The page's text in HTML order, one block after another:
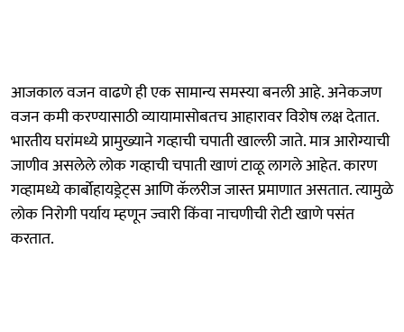
आजकाल वजन वाढणे ही एक सामान्य समस्या बनली आहे. अनेकजण
वजन कमी करण्यासाठी व्यायामासोबतच आहारावर विशेष लक्ष देतात.
भारतीय घरांमध्ये प्रामुख्याने गव्हाची चपाती खाल्ली जाते. मात्र आरोग्याची
जाणीव असलेले लोक गव्हाची चपाती खाणं टाळू लागले आहेत. कारण
गव्हामध्ये कार्बोहायड्रेट्स आणि कॅलरीज जास्त प्रमाणात असतात. त्यामुळे
लोक निरोगी पर्याय म्हणून ज्वारी किंवा नाचणीची रोटी खाणे पसंत
करतात.